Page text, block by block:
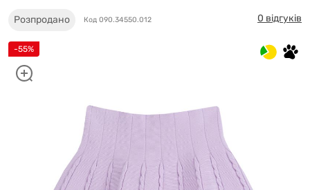
-55%
Розпродано Код 090.34550.012 0 відгуків